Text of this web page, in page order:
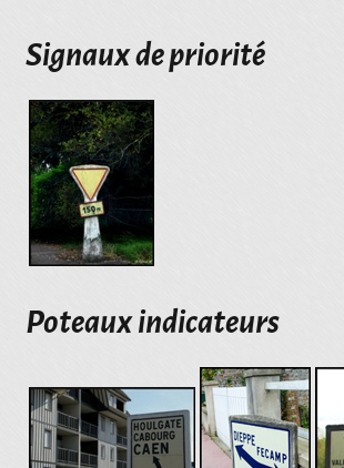
Signaux de priorité
Poteaux indicateurs